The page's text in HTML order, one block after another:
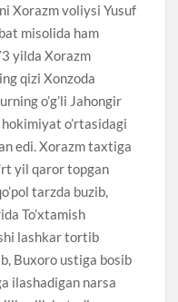
Xorazm voliysi Yusuf
misolida ham
yilda Xorazm
qizi Xonzoda
o’g’li Jahongir
o’rtasidagi
edi. Xorazm taxtiga
yil qaror topgan
tarzda buzib,
To’xtamish
lashkar tortib
Buxoro ustiga bosib
ilashadigan narsa